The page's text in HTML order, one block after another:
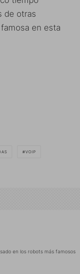
de otras
en esta
VOIP
en los robots más famosos